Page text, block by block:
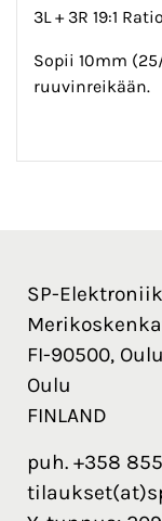
3L + 3R 19:1
Sopii 10mm
ruuvinreikään.
SP-
FI-90500, Oulu
Oulu
FINLAND
puh. +358